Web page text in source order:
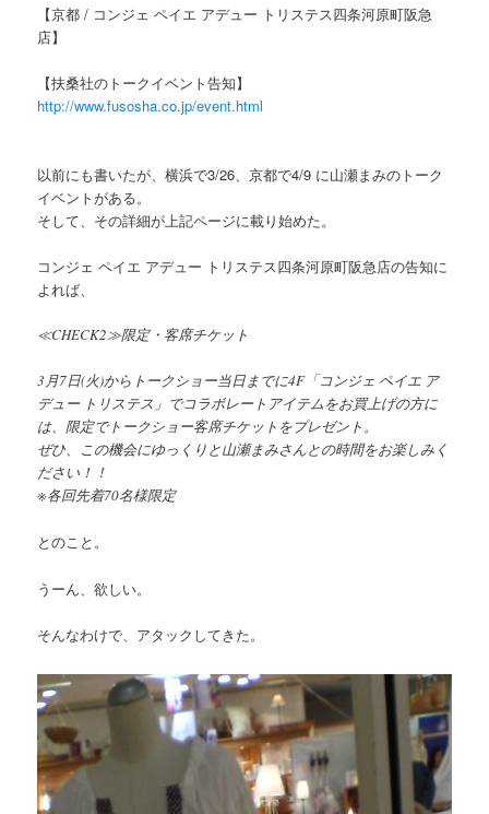
【京都 / コンジェ ペイエ アデュー トリステス四条河原町阪急
店】
【扶桑社のトークイベント告知】
http://www.fusosha.co.jp/event.html
以前にも書いたが、横浜で3/26、京都で4/9 に山瀬まみのトーク
イベントがある。
そして、その詳細が上記ページに載り始めた。
コンジェ ペイエ アデュー トリステス四条河原町阪急店の告知に
よれば、
≪CHECK2≫限定・客席チケット
3月7日(火)からトークショー当日までに4F「コンジェ ペイエ ア
デュー トリステス」でコラボレートアイテムをお買上げの方に
は、限定でトークショー客席チケットをプレゼント。
ぜひ、この機会にゆっくりと山瀬まみさんとの時間をお楽しみく
ださい！！
※各回先着70名様限定
とのこと。
うーん、欲しい。
そんなわけで、アタックしてきた。